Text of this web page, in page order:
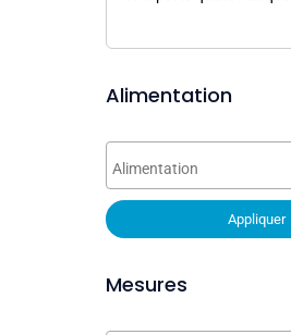
Alimentation
Appliquer
Mesures